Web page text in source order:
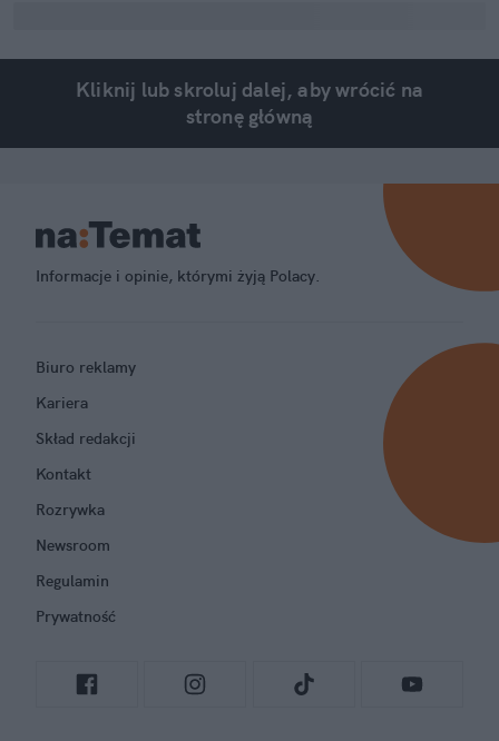
Kliknij lub skroluj dalej, aby wrócić na
stronę główną
Informacje i opinie, którymi żyją Polacy.
Biuro reklamy
Kariera
Skład redakcji
Kontakt
Rozrywka
Newsroom
Regulamin
Prywatność